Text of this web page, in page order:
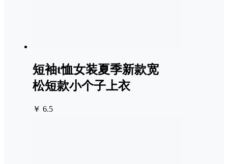
短袖t恤女装夏季新款宽
松短款小个子上衣
￥ 6.5